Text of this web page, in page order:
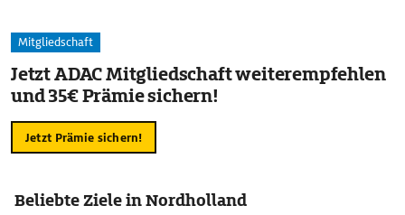
Mitgliedschaft
Jetzt ADAC Mitgliedschaft weiterempfehlen
und 35€ Prämie sichern!
Jetzt Prämie sichern!
Beliebte Ziele in Nordholland